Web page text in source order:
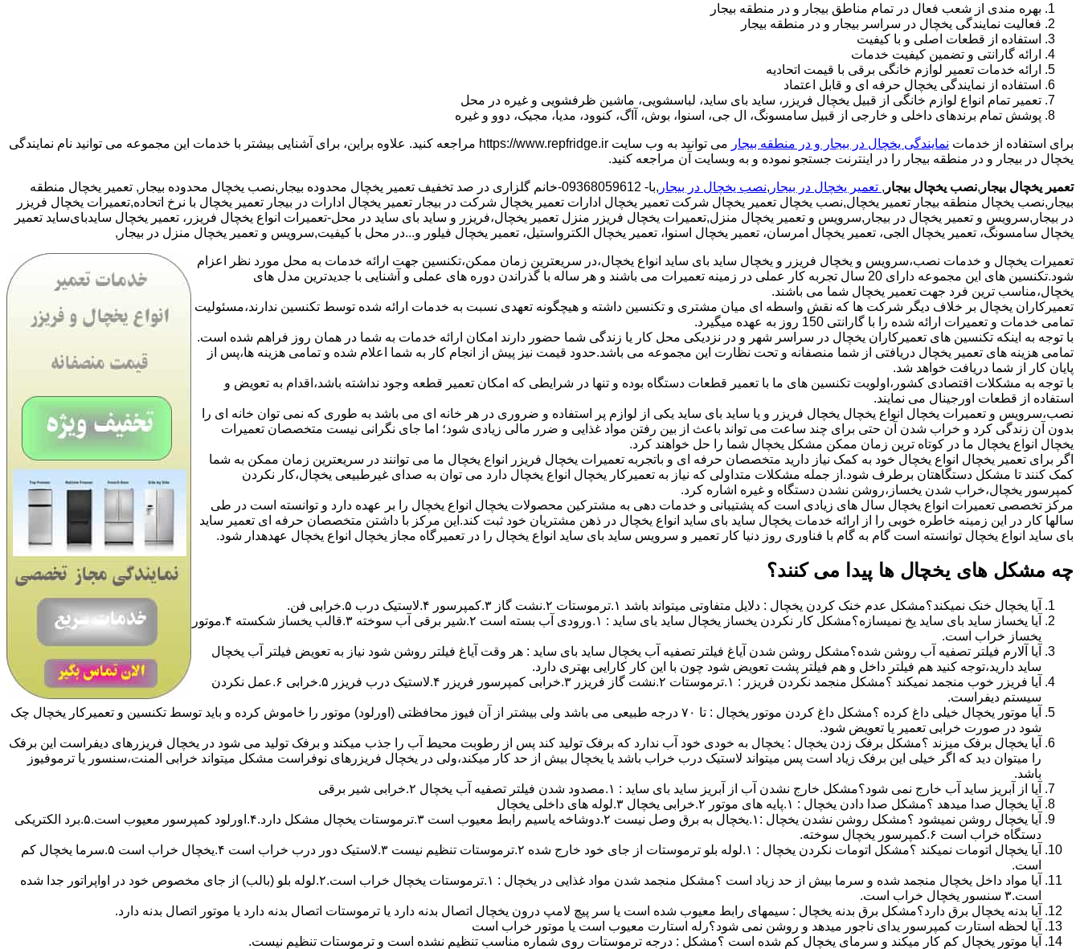
بهره مندی از شعب فعال در تمام مناطق بیجار و در منطقه بیجار
فعالیت نمایندگی یخچال در سراسر بیجار و در منطقه بیجار
استفاده از قطعات اصلی و با کیفیت
ارائه گارانتی و تضمین کیفیت خدمات
ارائه خدمات تعمیر لوازم خانگی برقی با قیمت اتحادیه
استفاده از نمایندگی یخچال حرفه ای و قابل اعتماد
تعمیر تمام انواع لوازم خانگی از قبیل یخچال فریزر، ساید بای ساید، لباسشویی، ماشین ظرفشویی و غیره در محل
پوشش تمام برندهای داخلی و خارجی از قبیل سامسونگ، ال جی، اسنوا، بوش، آاگ، کنوود، مدیا، مجیک، دوو و غیره
برای استفاده از خدمات نمایندگی یخچال در بیجار و در منطقه بیجار
می توانید به وب سایت https://www.repfridge.ir مراجعه کنید. علاوه براین، برای آشنایی بیشتر با خدمات این مجموعه می توانید نام نمایندگی
یخچال در بیجار و در منطقه بیجار را در اینترنت جستجو نموده و به وبسایت آن مراجعه کنید.
تعمیر یخچال بیجار ,نصب یخچال بیجار , تعمیر یخچال در بیجار ,نصب یخچال در بیجار ,با- 09368059612-خانم گلزاری در صد تخفیف تعمیر یخچال محدوده بیجار,نصب یخچال محدوده بیجار,
تعمیر یخچال منطقه
بیجار,نصب یخچال منطقه بیجار تعمیر یخچال,نصب یخچال تعمیر یخچال شرکت تعمیر یخچال ادارات تعمیر یخچال شرکت در بیجار تعمیر یخچال ادارات در بیجار تعمیر یخچال با نرخ اتحاده,تعمیرات یخچال فریزر
در بیجار,سرویس و تعمیر یخچال در بیجار,سرویس و تعمیر یخچال منزل,تعمیرات یخچال فریزر منزل تعمیر یخچال،فریزر و ساید بای ساید در محل-تعمیرات انواع یخچال فریزر، تعمیر یخچال سایدبای‌ساید تعمیر
یخچال سامسونگ، تعمیر یخچال الجی، تعمیر یخچال امرسان، تعمیر یخچال اسنوا، تعمیر یخچال الکترواستیل، تعمیر یخچال فیلور و...در محل با کیفیت,سرویس و تعمیر یخچال منزل در بیجار,
تعمیرات یخچال و خدمات نصب،سرویس و یخچال فریزر و یخچال ساید بای ساید انواع یخچال،در سریعترین زمان ممکن،تکنسین جهت ارائه خدمات به محل مورد نظر اعزام
شود.تکنسین های این مجموعه دارای 20 سال تجربه کار عملی در زمینه تعمیرات می باشند و هر ساله با گذراندن دوره های عملی و آشنایی با جدیدترین مدل های
یخچال،مناسب ترین فرد جهت تعمیر یخچال شما می باشند.
تعمیرکاران یخچال بر خلاف دیگر شرکت ها که نقش واسطه ای میان مشتری و تکنسین داشته و هیچگونه تعهدی نسبت به خدمات ارائه شده توسط تکنسین ندارند،مسئولیت
تمامی خدمات و تعمیرات ارائه شده را با گارانتی 150 روز به عهده میگیرد.
با توجه به اینکه تکنسین های تعمیرکاران یخچال در سراسر شهر و در نزدیکی محل کار یا زندگی شما حضور دارند امکان ارائه خدمات به شما در همان روز فراهم شده است.
تمامی هزینه های تعمیر یخچال دریافتی از شما منصفانه و تحت نظارت این مجموعه می باشد.حدود قیمت نیز پیش از انجام کار به شما اعلام شده و تمامی هزینه ها،پس از
پایان کار از شما دریافت خواهد شد.
با توجه به مشکلات اقتصادی کشور،اولویت تکنسین های ما با تعمیر قطعات دستگاه بوده و تنها در شرایطی که امکان تعمیر قطعه وجود نداشته باشد،اقدام به تعویض و
استفاده از قطعات اورجینال می نمایند.
نصب،سرویس و تعمیرات یخچال انواع یخچال یخچال فریزر و یا ساید بای ساید یکی از لوازم پر استفاده و ضروری در هر خانه ای می باشد به طوری که نمی توان خانه ای را
بدون آن زندگی کرد و خراب شدن آن حتی برای چند ساعت می تواند باعث از بین رفتن مواد غذایی و ضرر مالی زیادی شود؛ اما جای نگرانی نیست متخصصان تعمیرات
یخچال انواع یخچال ما در کوتاه ترین زمان ممکن مشکل یخچال شما را حل خواهند کرد.
اگر برای تعمیر یخچال انواع یخچال خود به کمک نیاز دارید متخصصان حرفه ای و باتجربه تعمیرات یخچال فریزر انواع یخچال ما می توانند در سریعترین زمان ممکن به شما
کمک کنند تا مشکل دستگاهتان برطرف شود.از جمله مشکلات متداولی که نیاز به تعمیرکار یخچال انواع یخچال دارد می توان به صدای غیرطبیعی یخچال،کار نکردن
کمپرسور یخچال،خراب شدن یخساز،روشن نشدن دستگاه و غیره اشاره کرد.
مرکز تخصصی تعمیرات انواع یخچال سال های زیادی است که پشتیبانی و خدمات دهی به مشترکین محصولات یخچال انواع یخچال را بر عهده دارد و توانسته است در طی
سالها کار در این زمینه خاطره خوبی را از ارائه خدمات یخچال ساید بای ساید انواع یخچال در ذهن مشتریان خود ثبت کند.این مرکز با داشتن متخصصان حرفه ای تعمیر ساید
بای ساید انواع یخچال توانسته است گام به گام با فناوری روز دنیا کار تعمیر و سرویس ساید بای ساید انواع یخچال را در تعمیرگاه مجاز یخچال انواع یخچال عهدهدار شود.
چه مشکل های یخچال ها پیدا می کنند؟
آیا یخچال خنک نمیکند؟مشکل عدم خنک کردن یخچال : دلایل متفاوتی میتواند باشد ۱.ترموستات ۲.نشت گاز ۳.کمپرسور ۴.لاستیک درب ۵.خرابی فن.
آیا یخساز ساید بای ساید یخ نمیسازه؟مشکل کار نکردن یخساز یخچال ساید بای ساید : ۱.ورودی آب بسته است ۲.شیر برقی آب سوخته ۳.قالب یخساز شکسته ۴.موتور
یخساز خراب است.
آیا آلارم فیلتر تصفیه آب روشن شده؟مشکل روشن شدن آیاغ فیلتر تصفیه آب یخچال ساید بای ساید : هر وقت آیاغ فیلتر روشن شود نیاز به تعویض فیلتر آب یخچال
ساید دارید،توجه کنید هم فیلتر داخل و هم فیلتر پشت تعویض شود چون با این کار کارایی بهتری دارد.
آیا فریزر خوب منجمد نمیکند ؟مشکل منجمد نکردن فریزر : ۱.ترموستات ۲.نشت گاز فریزر ۳.خرابی کمپرسور فریزر ۴.لاستیک درب فریزر ۵.خرابی ۶.عمل نکردن
سیستم دیفراست.
آیا موتور یخچال خیلی داغ کرده ؟مشکل داغ کردن موتور یخچال : تا ۷۰ درجه طبیعی می باشد ولی بیشتر از آن فیوز محافظتی (اورلود) موتور را خاموش کرده و باید توسط تکنسین و تعمیرکار یخچال چک
شود در صورت خرابی تعمیر یا تعویض شود.
آیا یخچال برفک میزند ؟مشکل برفک زدن یخچال : یخچال به خودی خود آب ندارد که برفک تولید کند پس از رطوبت محیط آب را جذب میکند و برفک تولید می شود در یخچال فریزرهای دیفراست این برفک
را میتوان دید که اگر خیلی این برفک زیاد است پس میتواند لاستیک درب خراب باشد یا یخچال بیش از حد کار میکند،ولی در یخچال فریزرهای نوفراست مشکل میتواند خرابی المنت،سنسور یا ترموفیوز
باشد.
آیا از آبریز ساید آب خارج نمی شود؟مشکل خارج نشدن آب از آبریز ساید بای ساید : ۱.مصدود شدن فیلتر تصفیه آب یخچال ۲.خرابی شیر برقی
آیا یخچال صدا میدهد ؟مشکل صدا دادن یخچال : ۱.پایه های موتور ۲.خرابی یخچال ۳.لوله های داخلی یخچال
آیا یخچال روشن نمیشود ؟مشکل روشن نشدن یخچال :۱.یخچال به برق وصل نیست ۲.دوشاخه یاسیم رابط معیوب است ۳.ترموستات یخچال مشکل دارد.۴.اورلود کمپرسور معیوب است.۵.برد الکتریکی
دستگاه خراب است ۶.کمپرسور یخچال سوخته.
آیا یخچال اتومات نمیکند ؟مشکل اتومات نکردن یخچال : ۱.لوله بلو ترموستات از جای خود خارج شده ۲.ترموستات تنظیم نیست ۳.لاستیک دور درب خراب است ۴.یخچال خراب است ۵.سرما یخچال کم
است.
آیا مواد داخل یخچال منجمد شده و سرما بیش از حد زیاد است ؟مشکل منجمد شدن مواد غذایی در یخچال : ۱.ترموستات یخچال خراب است.۲.لوله بلو (بالب) از جای مخصوص خود در اواپراتور جدا شده
است.۳ سنسور یخچال خراب است.
آیا بدنه یخچال برق دارد؟مشکل برق بدنه یخچال : سیمهای رابط معیوب شده است یا سر پیچ لامپ درون یخچال اتصال بدنه دارد یا ترموستات اتصال بدنه دارد یا موتور اتصال بدنه دارد.
آیا لحظه استارت کمپرسور یدای ناجور میدهد و روشن نمی شود؟رله استارت معیوب است یا موتور خراب است
آیا موتور یخچال کم کار میکند و سرمای یخچال کم شده است ؟مشکل : درجه ترموستات روی شماره مناسب تنظیم نشده است و ترموستات تنظیم نیست.